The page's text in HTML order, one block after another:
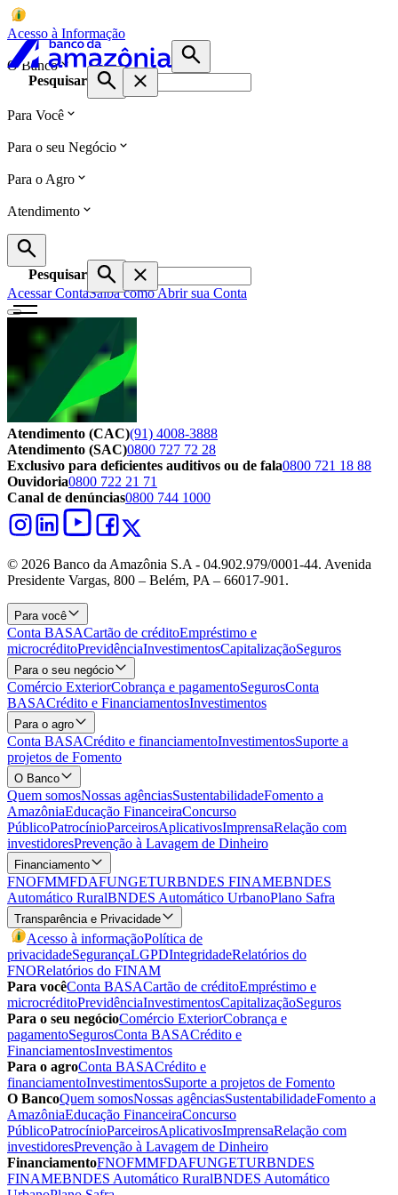
Acesso à Informação
O Banco
Pesquisar
Para Você
Para o seu Negócio
Para o Agro
Atendimento
Pesquisar
Acessar ContaSaiba como Abrir sua Conta
Atendimento (CAC)(91) 4008-3888
Atendimento (SAC)0800 727 72 28
Exclusivo para deficientes auditivos ou de fala0800 721 18 88
Ouvidoria0800 722 21 71
Canal de denúncias0800 744 1000
© 2026 Banco da Amazônia S.A - 04.902.979/0001‐44. Avenida
Presidente Vargas, 800 – Belém, PA – 66017-901.
Para você
Conta BASACartão de créditoEmpréstimo e
microcréditoPrevidênciaInvestimentosCapitalizaçãoSeguros
Para o seu negócio
Comércio ExteriorCobrança e pagamentoSegurosConta
BASACrédito e FinanciamentosInvestimentos
Para o agro
Conta BASACrédito e financiamentoInvestimentosSuporte a
projetos de Fomento
O Banco
Quem somosNossas agênciasSustentabilidadeFomento a
AmazôniaEducação FinanceiraConcurso
PúblicoPatrocínioParceirosAplicativosImprensaRelação com
investidoresPrevenção à Lavagem de Dinheiro
Financiamento
FNOFMMFDAFUNGETURBNDES FINAMEBNDES
Automático RuralBNDES Automático UrbanoPlano Safra
Transparência e Privacidade
Acesso à informaçãoPolítica de
privacidadeSegurançaLGPDIntegridadeRelatórios do
FNORelatórios do FINAM
Para vocêConta BASACartão de créditoEmpréstimo e
microcréditoPrevidênciaInvestimentosCapitalizaçãoSeguros
Para o seu negócioComércio ExteriorCobrança e
pagamentoSegurosConta BASACrédito e
FinanciamentosInvestimentos
Para o agroConta BASACrédito e
financiamentoInvestimentosSuporte a projetos de Fomento
O BancoQuem somosNossas agênciasSustentabilidadeFomento a
AmazôniaEducação FinanceiraConcurso
PúblicoPatrocínioParceirosAplicativosImprensaRelação com
investidoresPrevenção à Lavagem de Dinheiro
FinanciamentoFNOFMMFDAFUNGETURBNDES
FINAMEBNDES Automático RuralBNDES Automático